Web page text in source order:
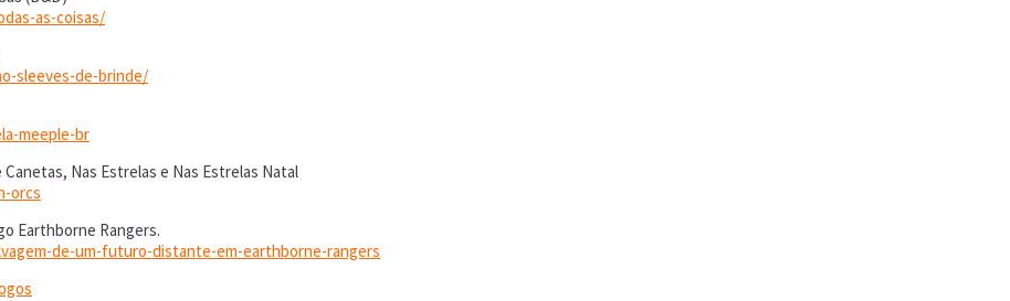
as-coisas/
sleeves-de-brinde/
meeple-br
Nas Estrelas e Nas Estrelas Natal
orcs
Earthborne Rangers.
de-um-futuro-distante-em-earthborne-rangers